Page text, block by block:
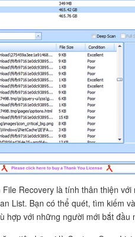
Recovery là tính thân thiện
List. Bạn có thể quét, tìm kiếm
hợp với những người mới bắt